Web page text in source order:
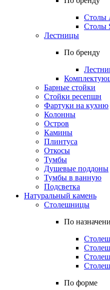
Столы
Столы
Лестницы
По бренду
Барные стойки
Стойки ресепшн
Фартуки на кухню
Колонны
Остров
Камины
Плинтуса
Откосы
Тумбы
Душевые поддоны
Тумбы в ванную
Подсветка
Натуральный камень
Столешницы
По
По форме